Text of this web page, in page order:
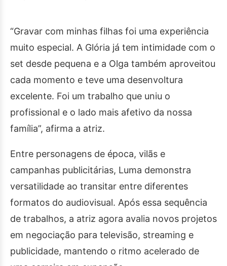
“Gravar com minhas filhas foi uma experiência
muito especial. A Glória já tem intimidade com o
set desde pequena e a Olga também aproveitou
cada momento e teve uma desenvoltura
excelente. Foi um trabalho que uniu o
profissional e o lado mais afetivo da nossa
família”, afirma a atriz.
Entre personagens de época, vilãs e
campanhas publicitárias, Luma demonstra
versatilidade ao transitar entre diferentes
formatos do audiovisual. Após essa sequência
de trabalhos, a atriz agora avalia novos projetos
em negociação para televisão, streaming e
publicidade, mantendo o ritmo acelerado de